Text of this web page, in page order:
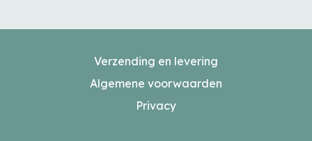
Verzending en levering
Algemene voorwaarden
Privacy